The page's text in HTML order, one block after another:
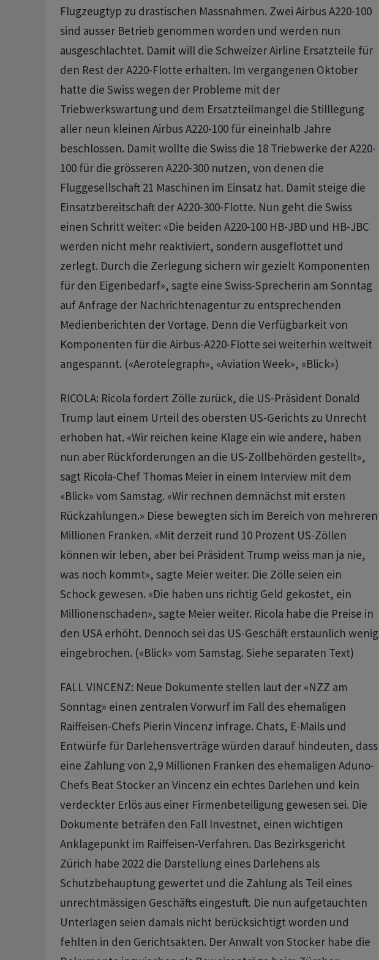
Flugzeugtyp zu drastischen Massnahmen. Zwei Airbus A220-100
sind ausser Betrieb genommen worden und werden nun
ausgeschlachtet. Damit will die Schweizer Airline Ersatzteile für
den Rest der A220-Flotte erhalten. Im vergangenen Oktober
hatte die Swiss wegen der Probleme mit der
Triebwerkswartung und dem Ersatzteilmangel die Stilllegung
aller neun kleinen Airbus A220-100 für eineinhalb Jahre
beschlossen. Damit wollte die Swiss die 18 Triebwerke der A220-
100 für die grösseren A220-300 nutzen, von denen die
Fluggesellschaft 21 Maschinen im Einsatz hat. Damit steige die
Einsatzbereitschaft der A220-300-Flotte. Nun geht die Swiss
einen Schritt weiter: «Die beiden A220-100 HB-JBD und HB-JBC
werden nicht mehr reaktiviert, sondern ausgeflottet und
zerlegt. Durch die Zerlegung sichern wir gezielt Komponenten
für den Eigenbedarf», sagte eine Swiss-Sprecherin am Sonntag
auf Anfrage der Nachrichtenagentur zu entsprechenden
Medienberichten der Vortage. Denn die Verfügbarkeit von
Komponenten für die Airbus-A220-Flotte sei weiterhin weltweit
angespannt. («Aerotelegraph», «Aviation Week», «Blick»)
RICOLA: Ricola fordert Zölle zurück, die US-Präsident Donald
Trump laut einem Urteil des obersten US-Gerichts zu Unrecht
erhoben hat. «Wir reichen keine Klage ein wie andere, haben
nun aber Rückforderungen an die US-Zollbehörden gestellt»,
sagt Ricola-Chef Thomas Meier in einem Interview mit dem
«Blick» vom Samstag. «Wir rechnen demnächst mit ersten
Rückzahlungen.» Diese bewegten sich im Bereich von mehreren
Millionen Franken. «Mit derzeit rund 10 Prozent US-Zöllen
können wir leben, aber bei Präsident Trump weiss man ja nie,
was noch kommt», sagte Meier weiter. Die Zölle seien ein
Schock gewesen. «Die haben uns richtig Geld gekostet, ein
Millionenschaden», sagte Meier weiter. Ricola habe die Preise in
den USA erhöht. Dennoch sei das US-Geschäft erstaunlich wenig
eingebrochen. («Blick» vom Samstag. Siehe separaten Text)
FALL VINCENZ: Neue Dokumente stellen laut der «NZZ am
Sonntag» einen zentralen Vorwurf im Fall des ehemaligen
Raiffeisen-Chefs Pierin Vincenz infrage. Chats, E-Mails und
Entwürfe für Darlehensverträge würden darauf hindeuten, dass
eine Zahlung von 2,9 Millionen Franken des ehemaligen Aduno-
Chefs Beat Stocker an Vincenz ein echtes Darlehen und kein
verdeckter Erlös aus einer Firmenbeteiligung gewesen sei. Die
Dokumente beträfen den Fall Investnet, einen wichtigen
Anklagepunkt im Raiffeisen-Verfahren. Das Bezirksgericht
Zürich habe 2022 die Darstellung eines Darlehens als
Schutzbehauptung gewertet und die Zahlung als Teil eines
unrechtmässigen Geschäfts eingestuft. Die nun aufgetauchten
Unterlagen seien damals nicht berücksichtigt worden und
fehlten in den Gerichtsakten. Der Anwalt von Stocker habe die